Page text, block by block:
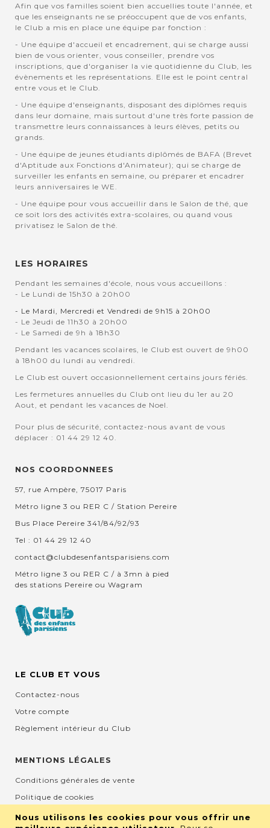
Nous utilisons les cookies pour vous offrir une
Afin que vos familles soient bien accuellies toute l'année, et
que les enseignants ne se préoccupent que de vos enfants,
le Club a mis en place une équipe par fonction :
- Une équipe d'accueil et encadrement, qui se charge aussi
bien de vous orienter, vous conseiller, prendre vos
inscriptions, que d'organiser la vie quotidienne du Club, les
évènements et les représentations. Elle est le point central
entre vous et le Club.
- Une équipe d'enseignants, disposant des diplômes requis
dans leur domaine, mais surtout d'une très forte passion de
transmettre leurs connaissances à leurs élèves, petits ou
grands.
- Une équipe de jeunes étudiants diplômés de BAFA (Brevet
d'Aptitude aux Fonctions d'Animateur); qui se charge de
surveiller les enfants en semaine, ou préparer et encadrer
leurs anniversaires le WE.
- Une équipe pour vous accueillir dans le Salon de thé, que
ce soit lors des activités extra-scolaires, ou quand vous
privatisez le Salon de thé.
LES HORAIRES
Pendant les semaines d'école, nous vous accueillons :
- Le Lundi de 15h30 à 20h00
- Le Mardi, Mercredi et Vendredi de 9h15 à 20h00
- Le Jeudi de 11h30 à 20h00
- Le Samedi de 9h à 18h30
Pendant les vacances scolaires, le Club est ouvert de 9h00
à 18h00 du lundi au vendredi.
Le Club est ouvert occasionnellement certains jours fériés.
Les fermetures annuelles du Club ont lieu du 1er au 20
Aout, et pendant les vacances de Noel.
Pour plus de sécurité, contactez-nous avant de vous
déplacer : 01 44 29 12 40.
NOS COORDONNEES
57, rue Ampère, 75017 Paris
Métro ligne 3 ou RER C / Station Pereire
Bus Place Pereire 341/84/92/93
Tel : 01 44 29 12 40
contact@clubdesenfantsparisiens.com
Métro ligne 3 ou RER C / à 3mn à pied
des stations Pereire ou Wagram
LE CLUB ET VOUS
Contactez-nous
Votre compte
Règlement intérieur du Club
MENTIONS LÉGALES
Conditions générales de vente
Politique de cookies
Mentions légales et CGU